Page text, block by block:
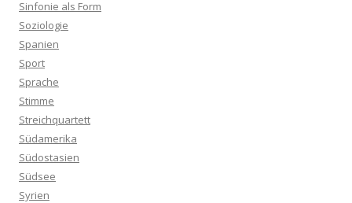
Sinfonie als Form
Soziologie
Spanien
Sport
Sprache
Stimme
Streichquartett
Südamerika
Südostasien
Südsee
Syrien